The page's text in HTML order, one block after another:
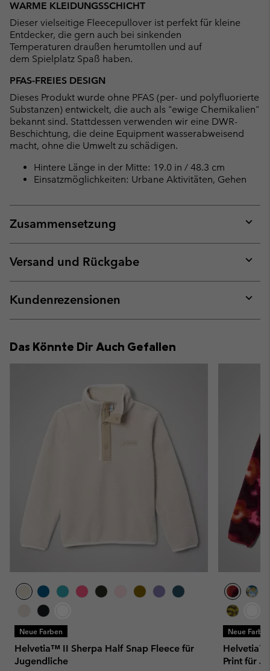
WARME KLEIDUNGSSCHICHT
Dieser vielseitige Fleecepullover ist perfekt für kleine
Entdecker, die gern auch bei sinkenden
Temperaturen draußen herumtollen und auf
dem Spielplatz Spaß haben.
PFAS-FREIES DESIGN
Dieses Produkt wurde ohne PFAS (per- und polyfluorierte
Substanzen) entwickelt, die auch als "ewige Chemikalien"
bekannt sind. Stattdessen verwenden wir eine DWR-
Beschichtung, die deine Equipment wasserabweisend
macht, ohne die Umwelt zu schädigen.
Hintere Länge in der Mitte: 19.0 in / 48.3 cm
Einsatzmöglichkeiten: Urbane Aktivitäten, Gehen
Zusammensetzung
or
Versand und Rückgabe
or
Kundenrezensionen
or
Das Könnte Dir Auch Gefallen
Neue Farben
Helvetia™ II Sherpa Half Snap Fleece für
Jugendliche
Neue
Helvetia™
Print für